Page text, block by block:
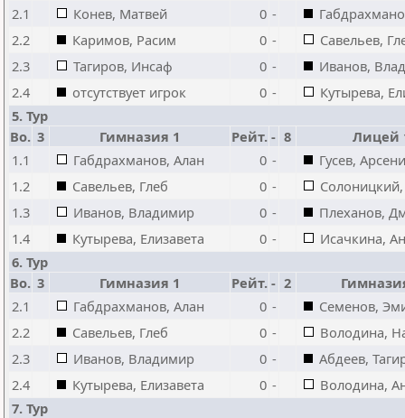
2.1
Конев, Матвей 0 -
2.2
Каримов, Расим 0 -
Савельев,
2.3
Тагиров, Инсаф 0 -
Иванов,
2.4
отсутствует игрок 0 -
Кутырева,
5. Тур
Bo. 3 Гимназия 1 Рейт. - 8
Лицей
1.1
Габдрахманов, Алан 0 -
Гусев,
1.2
Савельев, Глеб 0 -
1.3
Иванов, Владимир 0 -
Плеханов,
1.4
Кутырева, Елизавета 0 -
Исачкина,
6. Тур
Bo. 3 Гимназия 1 Рейт. - 2
2.1
Габдрахманов, Алан 0 -
Семенов,
2.2
Савельев, Глеб 0 -
Володина,
2.3
Иванов, Владимир 0 -
Абдеев,
2.4
Кутырева, Елизавета 0 -
Володина,
7. Тур